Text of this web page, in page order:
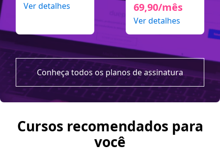
Ver detalhes
69,90/mês
Ver detalhes
Conheça todos os planos de assinatura
Cursos recomendados para
você